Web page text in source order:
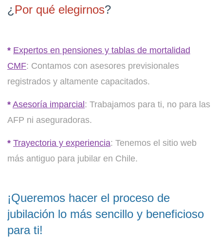
¿ Por qué elegirnos?
* Expertos en pensiones y tablas de mortalidad
CMF: Contamos con asesores previsionales
registrados y altamente capacitados.
* Asesoría imparcial: Trabajamos para ti, no para las
AFP ni aseguradoras.
* Trayectoria y experiencia: Tenemos el sitio web
más antiguo para jubilar en Chile.
¡Queremos hacer el proceso de
jubilación lo más sencillo y beneficioso
para ti!